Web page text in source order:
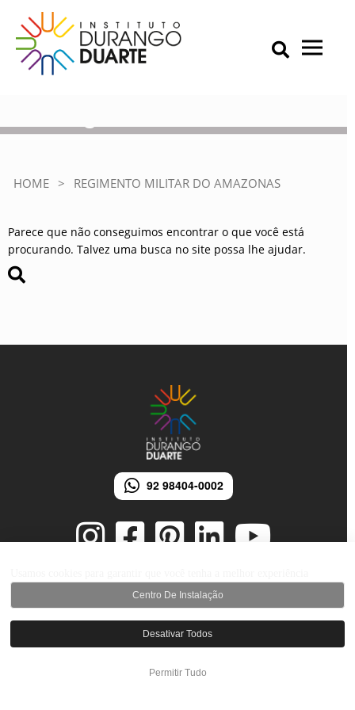
content
IDD – Instituto Durango Duarte
Instituto Durango Duarte
Primary Menu
HOME > REGIMENTO MILITAR DO AMAZONAS
Parece que não conseguimos encontrar o que você está
procurando. Talvez uma busca no site possa lhe ajudar.
92 98404-0002
© 2026 Instituto Durango Duarte - Todos os direitos reservados.
Desenvolvido por iMarketing Agência Digital
Centro De Instalação
Desativar Todos
Permitir Tudo